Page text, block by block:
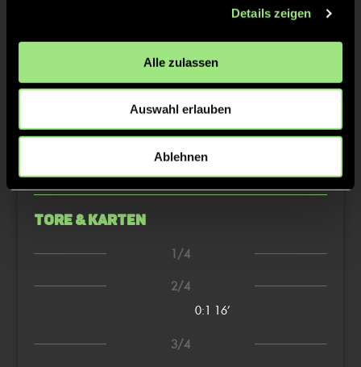
Details zeigen
Alle zulassen
Auswahl erlauben
Ablehnen
TW = Torwart & ETW = Ersatztorwart, K = Kapitän
Tore & Karten
1/4
2/4
0:1 16’
3/4